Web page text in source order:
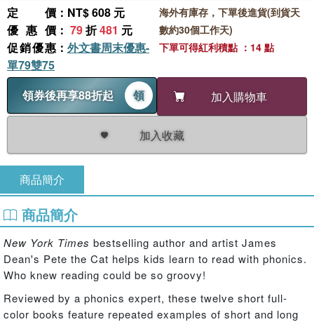
定價 ：NT$ 608 元
優惠價 ： 79折481 元
促銷優惠 ： 外文書周末優惠-
單79雙75
領券後再享88折起
領 加入購物車
加入收藏
海外有庫存，下單後進貨(到貨天
數約30個工作天)
下單可得紅利積點 ：14 點
商品簡介
商品簡介
New York Times bestselling author and artist James
Dean's Pete the Cat helps kids learn to read with phonics.
Who knew reading could be so groovy!
Reviewed by a phonics expert, these twelve short full-
color books feature repeated examples of short and long